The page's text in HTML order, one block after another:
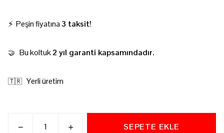
⚡ Peşin fiyatına 3 taksit!
🤝 Bu koltuk2 yıl garanti kapsamındadır.
🇹🇷 Yerli üretim
SEPETE EKLE